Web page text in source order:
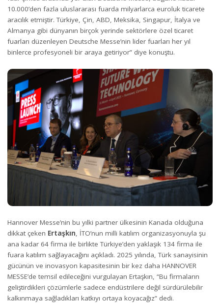
10.000’den fazla uluslararası fuarda milyarlarca euroluk ticarete
aracılık etmiştir. Türkiye, Çin, ABD, Meksika, Singapur, İtalya ve
Almanya gibi dünyanın birçok yerinde sektörlere özel ticaret
fuarları düzenleyen Deutsche Messe’nin lider fuarları her yıl
binlerce profesyoneli bir araya getiriyor” diye konuştu.
Hannover Messe’nin bu yılki partner ülkesinin Kanada olduğuna
dikkat çeken Ertaşkın, İTO’nun milli katılım organizasyonuyla şu
ana kadar 64 firma ile birlikte Türkiye’den yaklaşık 134 firma ile
fuara katılım sağlayacağını açıkladı. 2025 yılında, Türk sanayisinin
gücünün ve inovasyon kapasitesinin bir kez daha HANNOVER
MESSE’de temsil edileceğini vurgulayan Ertaşkın, “Bu firmaların
geliştirdikleri çözümlerle sadece endüstrilere değil sürdürülebilir
kalkınmaya sağladıkları katkıyı ortaya koyacağız” dedi.